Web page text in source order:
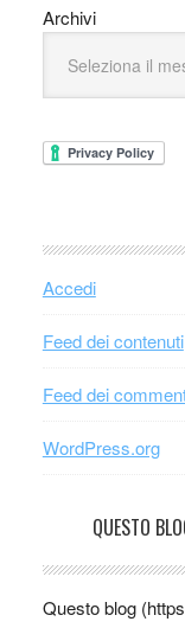
Archivi
Accedi
Feed dei contenuti
Feed dei
WordPress.org
QUESTO
Questo blog